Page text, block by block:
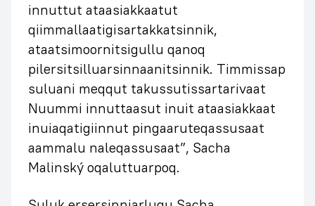
innuttut ataasiakkaatut
qiimmallaatigisartakkatsinnik,
ataatsimoornitsigullu qanoq
pilersitsilluarsinnaanitsinnik. Timmissap
suluani meqqut takussutissartarivaat
Nuummi innuttaasut inuit ataasiakkaat
inuiaqatigiinnut pingaaruteqassusaat
aammalu naleqassusaat”, Sacha
Malinský oqaluttuarpoq.